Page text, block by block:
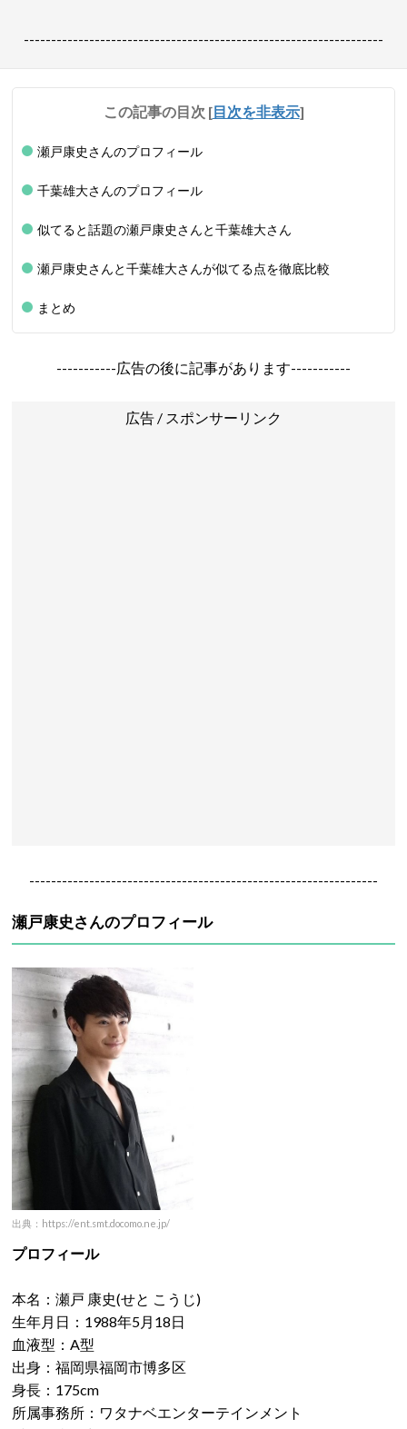
------------------------------------------------------------------
この記事の目次 [目次を非表示]
瀬戸康史さんのプロフィール
千葉雄大さんのプロフィール
似てると話題の瀬戸康史さんと千葉雄大さん
瀬戸康史さんと千葉雄大さんが似てる点を徹底比較
まとめ
-----------広告の後に記事があります-----------
広告 / スポンサーリンク
----------------------------------------------------------------
瀬戸康史さんのプロフィール
出典：https://ent.smt.docomo.ne.jp/
プロフィール
本名：瀬戸 康史(せと こうじ)
生年月日：1988年5月18日
血液型：A型
出身：福岡県福岡市博多区
身長：175cm
所属事務所：ワタナベエンターテインメント